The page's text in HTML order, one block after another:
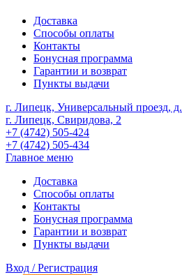
Доставка
Способы оплаты
Контакты
Бонусная программа
Гарантии и возврат
Пункты выдачи
г. Липецк, Универсальный проезд,
г. Липецк, Свиридова, 2
+7 (4742) 505-424
+7 (4742) 505-434
Главное меню
Доставка
Способы оплаты
Контакты
Бонусная программа
Гарантии и возврат
Пункты выдачи
Вход / Регистрация